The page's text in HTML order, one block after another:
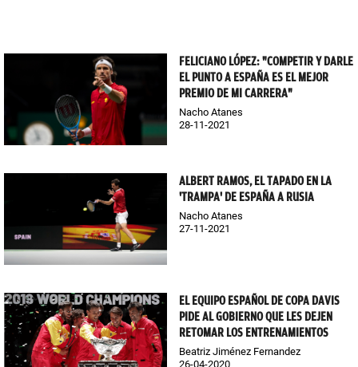
FELICIANO LÓPEZ: "COMPETIR Y DARLE
EL PUNTO A ESPAÑA ES EL MEJOR
PREMIO DE MI CARRERA"
Nacho Atanes
28-11-2021
ALBERT RAMOS, EL TAPADO EN LA
'TRAMPA' DE ESPAÑA A RUSIA
Nacho Atanes
27-11-2021
EL EQUIPO ESPAÑOL DE COPA DAVIS
PIDE AL GOBIERNO QUE LES DEJEN
RETOMAR LOS ENTRENAMIENTOS
Beatriz Jiménez Fernandez
26-04-2020